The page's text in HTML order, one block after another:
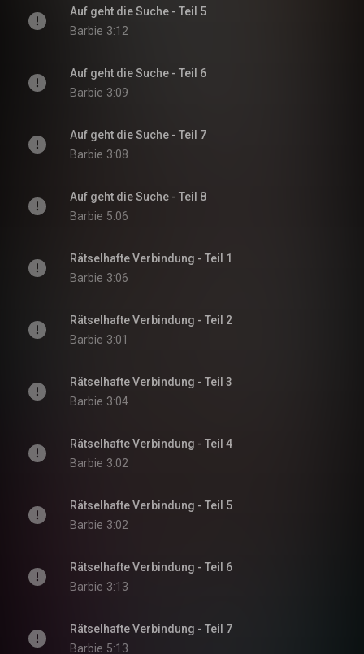
Auf geht die Suche - Teil 5
Barbie 3:12
Auf geht die Suche - Teil 6
Barbie 3:09
Auf geht die Suche - Teil 7
Barbie 3:08
Auf geht die Suche - Teil 8
Barbie 5:06
Rätselhafte Verbindung - Teil 1
Barbie 3:06
Rätselhafte Verbindung - Teil 2
Barbie 3:01
Rätselhafte Verbindung - Teil 3
Barbie 3:04
Rätselhafte Verbindung - Teil 4
Barbie 3:02
Rätselhafte Verbindung - Teil 5
Barbie 3:02
Rätselhafte Verbindung - Teil 6
Barbie 3:13
Rätselhafte Verbindung - Teil 7
Barbie 5:13